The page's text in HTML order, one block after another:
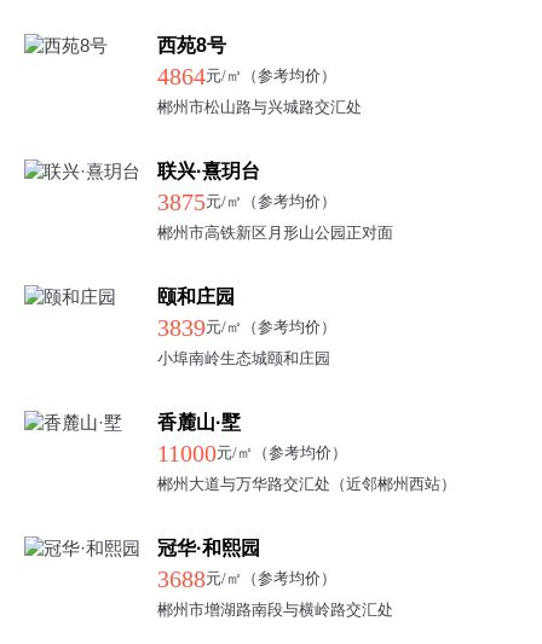
西苑8号
4864元/㎡（参考均价）
郴州市松山路与兴城路交汇处
联兴·熹玥台
3875元/㎡（参考均价）
郴州市高铁新区月形山公园正对面
颐和庄园
3839元/㎡（参考均价）
小埠南岭生态城颐和庄园
香麓山·墅
11000元/㎡（参考均价）
郴州大道与万华路交汇处（近邻郴州西站）
冠华·和熙园
3688元/㎡（参考均价）
郴州市增湖路南段与横岭路交汇处